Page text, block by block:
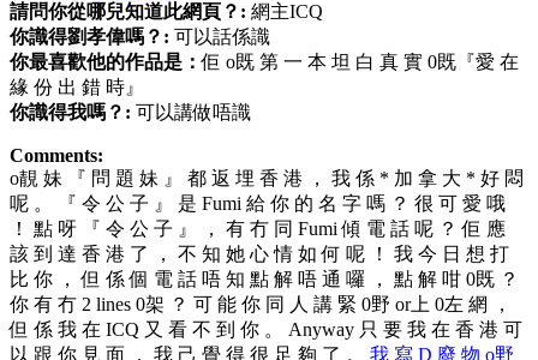
請問你從哪兒知道此網頁？: 網主ICQ
你識得劉孝偉嗎？: 可以話係識
你最喜歡他的作品是：佢 o既 第 一 本 坦 白 真 實 0既『愛 在
緣 份 出 錯 時』
你識得我嗎？: 可以講做唔識
Comments:
o靚 妹 『 問 題 妹 』 都 返 埋 香 港 ， 我 係 * 加 拿 大 * 好 悶
呢 。 『 令 公 子 』 是 Fumi 給 你 的 名 字 嗎 ？ 很 可 愛 哦
！ 點 呀 『 令 公 子 』 ， 有 冇 同 Fumi 傾 電 話 呢 ？ 佢 應
該 到 達 香 港 了 ， 不 知 她 心 情 如 何 呢 ！ 我 今 日 想 打
比 你 ， 但 係 個 電 話 唔 知 點 解 唔 通 囉 ， 點 解 咁 0既 ？
你 有 冇 2 lines 0架 ？ 可 能 你 同 人 講 緊 0野 or上 0左 網 ，
但 係 我 在 ICQ 又 看 不 到 你 。 Anyway 只 要 我 在 香 港 可
以 跟 你 見 面 ， 我 己 覺 得 很 足 夠 了 。 我 寫 D 廢 物 o野